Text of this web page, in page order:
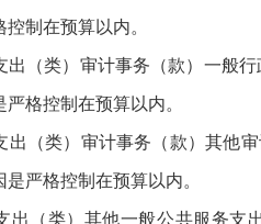
制在预算以内。
出（类）审计事务（款）一般
格控制在预算以内。
出（类）审计事务（款）其他
严格控制在预算以内。
出（类）其他一般公共服务支